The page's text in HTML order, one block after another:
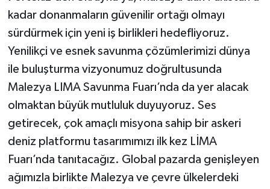
kadar donanmaların güvenilir ortağı olmayı
sürdürmek için yeni iş birlikleri hedefliyoruz.
Yenilikçi ve esnek savunma çözümlerimizi dünya
ile buluşturma vizyonumuz doğrultusunda
Malezya LIMA Savunma Fuarı’nda da yer alacak
olmaktan büyük mutluluk duyuyoruz. Ses
getirecek, çok amaçlı misyona sahip bir askeri
deniz platformu tasarımımızı ilk kez LİMA
Fuarı’nda tanıtacağız. Global pazarda genişleyen
ağımızla birlikte Malezya ve çevre ülkelerdeki